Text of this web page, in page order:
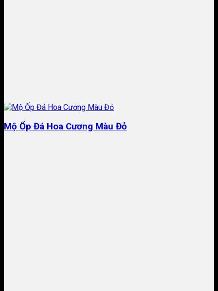
Mộ Ốp Đá Hoa Cương Màu Đỏ